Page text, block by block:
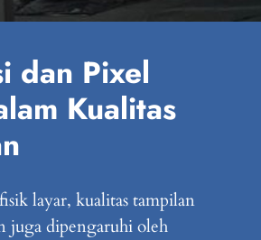
dan Pixel
Kualitas
layar, kualitas tampilan
juga dipengaruhi oleh